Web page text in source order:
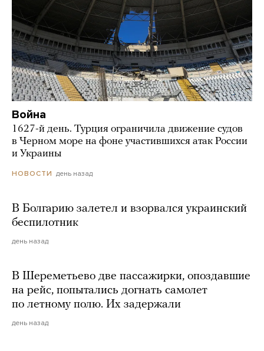
Война
1627-й день. Турция ограничила движение судов
в Черном море на фоне участившихся атак России
и Украины
НОВОСТИ день назад
В Болгарию залетел и взорвался украинский
беспилотник
день назад
В Шереметьево две пассажирки, опоздавшие
на рейс, попытались догнать самолет
по летному полю. Их задержали
день назад